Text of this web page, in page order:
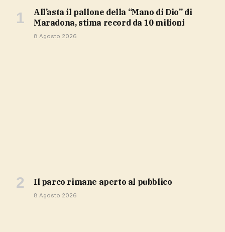
All’asta il pallone della “Mano di Dio” di
Maradona, stima record da 10 milioni
8 Agosto 2026
Il parco rimane aperto al pubblico
8 Agosto 2026